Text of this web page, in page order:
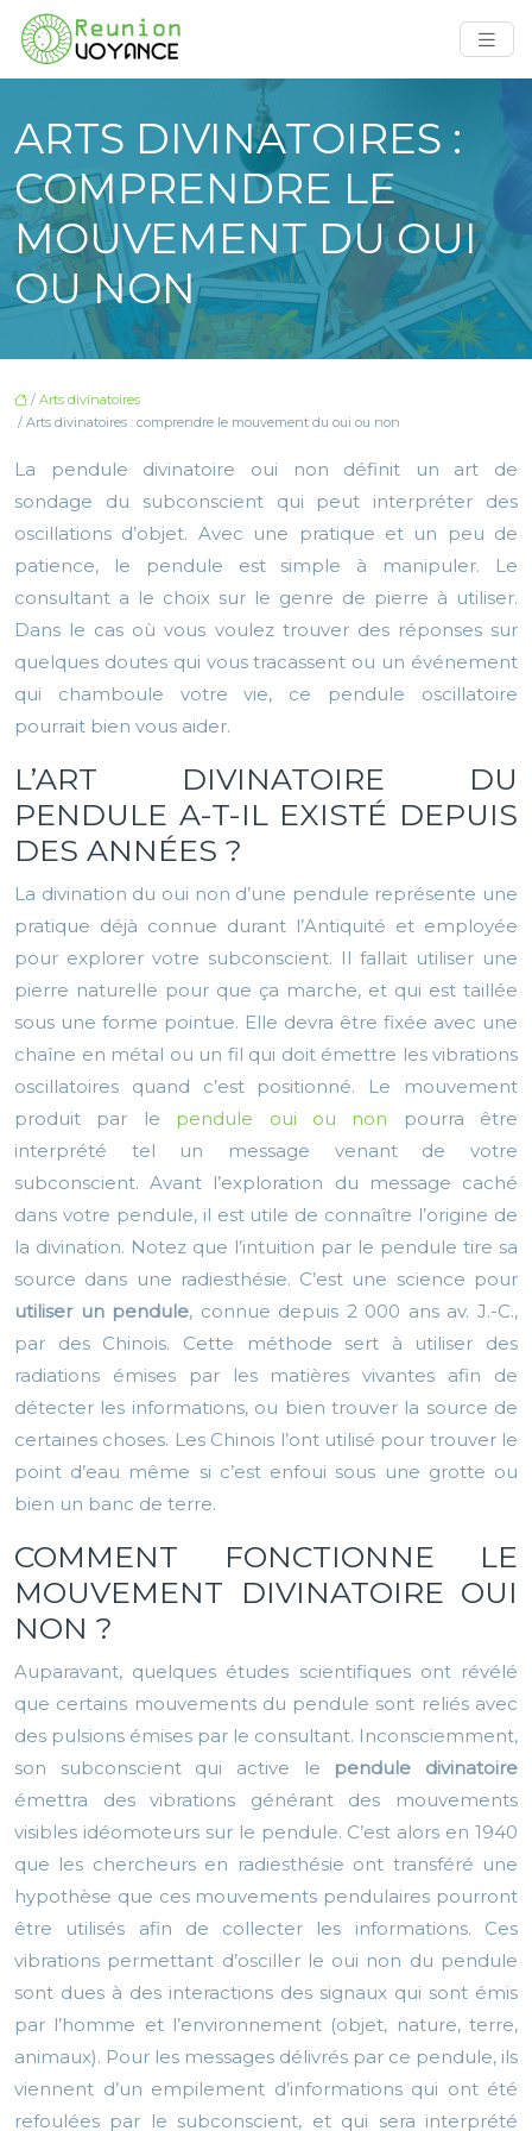
ARTS DIVINATOIRES :
COMPRENDRE LE
MOUVEMENT DU OUI
OU NON
/ Arts divinatoires
/ Arts divinatoires : comprendre le mouvement du oui ou non
La pendule divinatoire oui non définit un art de
sondage du subconscient qui peut interpréter des
oscillations d’objet. Avec une pratique et un peu de
patience, le pendule est simple à manipuler. Le
consultant a le choix sur le genre de pierre à utiliser.
Dans le cas où vous voulez trouver des réponses sur
quelques doutes qui vous tracassent ou un événement
qui chamboule votre vie, ce pendule oscillatoire
pourrait bien vous aider.
L’ART DIVINATOIRE DU
PENDULE A-T-IL EXISTÉ DEPUIS
DES ANNÉES ?
La divination du oui non d’une pendule représente une
pratique déjà connue durant l’Antiquité et employée
pour explorer votre subconscient. Il fallait utiliser une
pierre naturelle pour que ça marche, et qui est taillée
sous une forme pointue. Elle devra être fixée avec une
chaîne en métal ou un fil qui doit émettre les vibrations
oscillatoires quand c’est positionné. Le mouvement
produit par le pendule oui ou non pourra être
interprété tel un message venant de votre
subconscient. Avant l’exploration du message caché
dans votre pendule, il est utile de connaître l’origine de
la divination. Notez que l’intuition par le pendule tire sa
source dans une radiesthésie. C’est une science pour
utiliser un pendule, connue depuis 2 000 ans av. J.-C.,
par des Chinois. Cette méthode sert à utiliser des
radiations émises par les matières vivantes afin de
détecter les informations, ou bien trouver la source de
certaines choses. Les Chinois l’ont utilisé pour trouver le
point d’eau même si c’est enfoui sous une grotte ou
bien un banc de terre.
COMMENT FONCTIONNE LE
MOUVEMENT DIVINATOIRE OUI
NON ?
Auparavant, quelques études scientifiques ont révélé
que certains mouvements du pendule sont reliés avec
des pulsions émises par le consultant. Inconsciemment,
son subconscient qui active le pendule divinatoire
émettra des vibrations générant des mouvements
visibles idéomoteurs sur le pendule. C’est alors en 1940
que les chercheurs en radiesthésie ont transféré une
hypothèse que ces mouvements pendulaires pourront
être utilisés afin de collecter les informations. Ces
vibrations permettant d’osciller le oui non du pendule
sont dues à des interactions des signaux qui sont émis
par l’homme et l’environnement (objet, nature, terre,
animaux). Pour les messages délivrés par ce pendule, ils
viennent d’un empilement d’informations qui ont été
refoulées par le subconscient, et qui sera interprété